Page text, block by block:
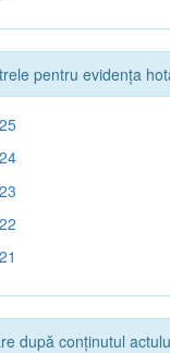
pentru evidența
după conținutul